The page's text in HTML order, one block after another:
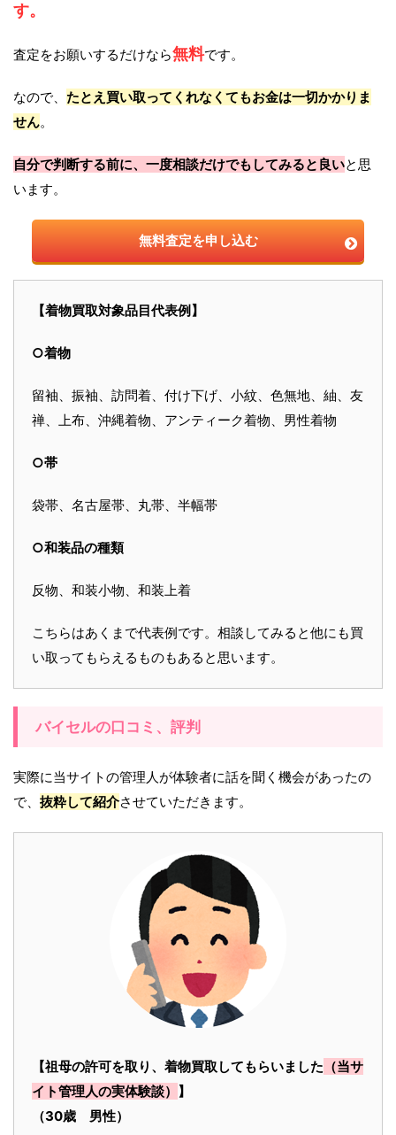
す。
査定をお願いするだけなら無料です。
なので、 たとえ買い取ってくれなくてもお金は一切かかりま
せん。
自分で判断する前に、一度相談だけでもしてみると良いと思
います。
無料査定を申し込む
【着物買取対象品目代表例】
○着物
留袖、振袖、訪問着、付け下げ、小紋、色無地、紬、友
禅、上布、沖縄着物、アンティーク着物、男性着物
○帯
袋帯、名古屋帯、丸帯、半幅帯
○和装品の種類
反物、和装小物、和装上着
こちらはあくまで代表例です。相談してみると他にも買
い取ってもらえるものもあると思います。
バイセルの口コミ、評判
実際に当サイトの管理人が体験者に話を聞く機会があったの
で、 抜粋して紹介させていただきます。
【祖母の許可を取り、着物買取してもらいました （当サ
イト管理人の実体験談） 】
（30歳 男性）